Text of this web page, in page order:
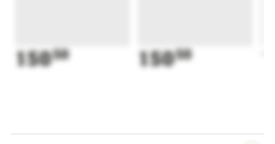
15050 15050